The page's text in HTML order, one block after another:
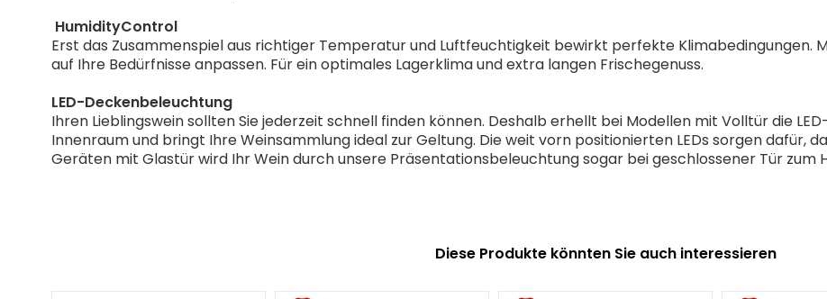
HumidityControl
Erst das Zusammenspiel aus richtiger Temperatur und Luftfeuchtigkeit bewirkt perfekte Klimabedingungen.
auf Ihre Bedürfnisse anpassen. Für ein optimales Lagerklima und extra langen Frischegenuss.
LED-Deckenbeleuchtung
Ihren Lieblingswein sollten Sie jederzeit schnell finden können. Deshalb erhellt bei Modellen mit Volltür die
Innenraum und bringt Ihre Weinsammlung ideal zur Geltung. Die weit vorn positionierten LEDs sorgen dafür,
Geräten mit Glastür wird Ihr Wein durch unsere Präsentationsbeleuchtung sogar bei geschlossener Tür zum
Diese Produkte könnten Sie auch interessieren